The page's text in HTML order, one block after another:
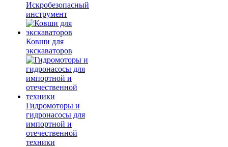
Искробезопасный
инструмент
Ковши для
экскаваторов
Гидромоторы и
гидронасосы для
импортной и
отечественной
техники